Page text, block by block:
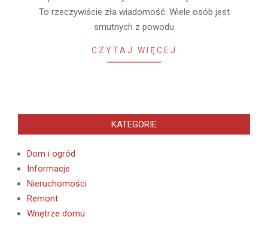
To rzeczywiście zła wiadomość. Wiele osób jest
smutnych z powodu
CZYTAJ WIĘCEJ
KATEGORIE
Dom i ogród
Informacje
Nieruchomości
Remont
Wnętrze domu